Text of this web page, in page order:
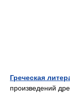
Греческая
произведений